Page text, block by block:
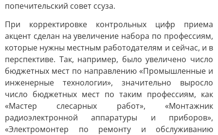
попечительский совет ссуза.
При корректировке контрольных цифр приема
акцент сделан на увеличение набора по профессиям,
которые нужны местным работодателям и сейчас, и в
перспективе. Так, например, было увеличено число
бюджетных мест по направлению «Промышленные и
инженерные технологии», значительно выросло
число бюджетных мест по таким профессиям, как
«Мастер слесарных работ», «Монтажник
радиоэлектронной аппаратуры и приборов»,
«Электромонтер по ремонту и обслуживанию